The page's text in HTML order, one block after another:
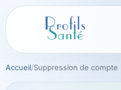
Aller
au
Accueil Suppression de compte